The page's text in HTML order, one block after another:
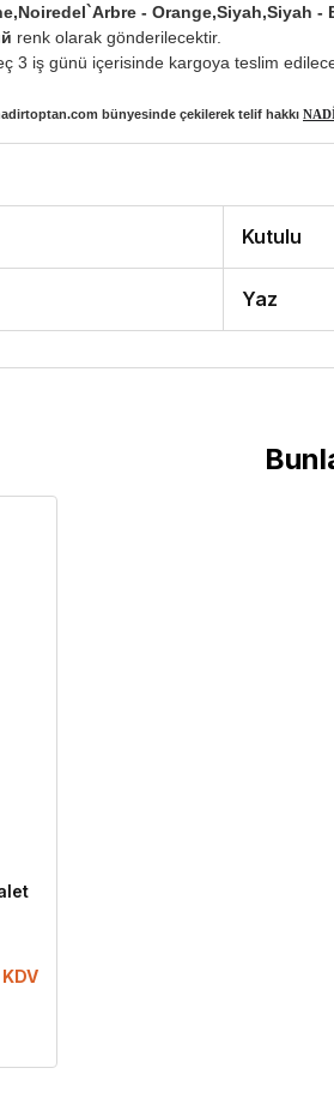
-
renk olarak gönderilecektir.
3 iş günü içerisinde kargoya teslim
bünyesinde çekilerek telif hakkı
Kutulu
Yaz
KDV